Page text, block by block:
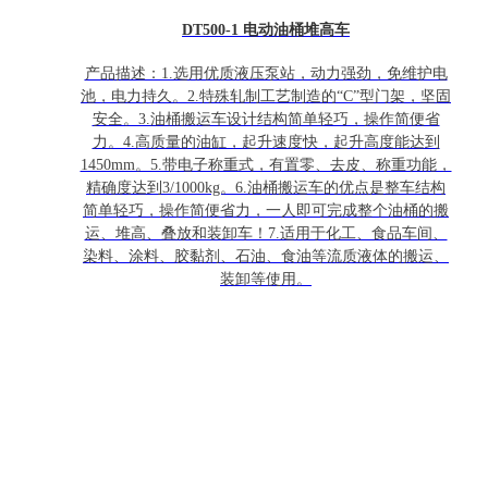
DT500-1 电动油桶堆高车
产品描述：1.选用优质液压泵站，动力强劲，免维护电
池，电力持久。2.特殊轧制工艺制造的“C”型门架，坚固
安全。3.油桶搬运车设计结构简单轻巧，操作简便省
力。4.高质量的油缸，起升速度快，起升高度能达到
1450mm。5.带电子称重式，有置零、去皮、称重功能，
精确度达到3/1000kg。6.油桶搬运车的优点是整车结构
简单轻巧，操作简便省力，一人即可完成整个油桶的搬
运、堆高、叠放和装卸车！7.适用于化工、食品车间、
染料、涂料、胶黏剂、石油、食油等流质液体的搬运、
装卸等使用。